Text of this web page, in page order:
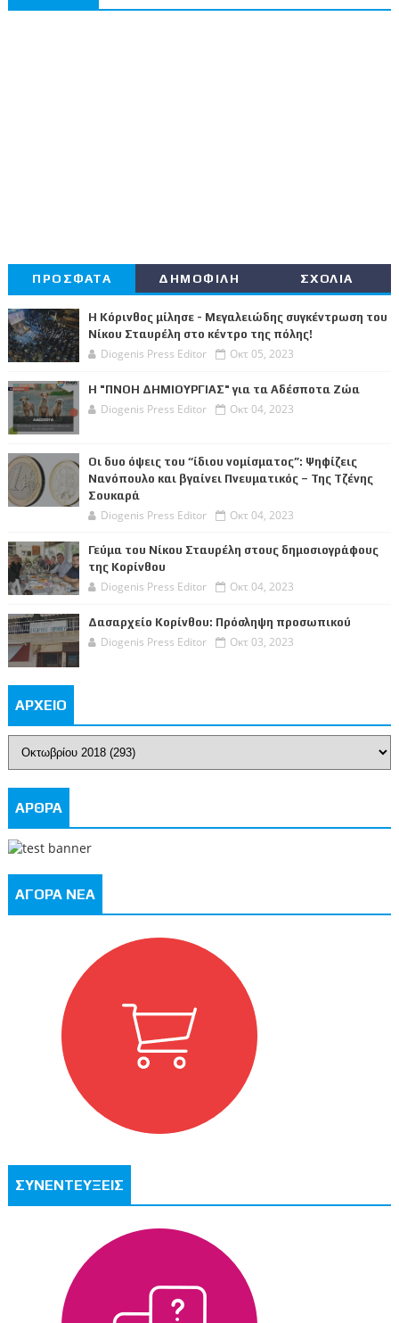
ΠΡΟΣΦΑΤΑ ΔΗΜΟΦΙΛΗ ΣΧΟΛΙΑ
Η Κόρινθος μίλησε - Μεγαλειώδης συγκέντρωση του
Νίκου Σταυρέλη στο κέντρο της πόλης!
Diogenis Press Editor Οκτ 05, 2023
Η "ΠΝΟΗ ΔΗΜΙΟΥΡΓΙΑΣ" για τα Αδέσποτα Ζώα
Diogenis Press Editor Οκτ 04, 2023
Οι δυο όψεις του “ίδιου νομίσματος”: Ψηφίζεις
Νανόπουλο και βγαίνει Πνευματικός – Της Τζένης
Σουκαρά
Diogenis Press Editor Οκτ 04, 2023
Γεύμα του Νίκου Σταυρέλη στους δημοσιογράφους
της Κορίνθου
Diogenis Press Editor Οκτ 04, 2023
Δασαρχείο Κορίνθου: Πρόσληψη προσωπικού
Diogenis Press Editor Οκτ 03, 2023
ΑΡΧΕΙΟ
ΑΡΘΡΑ
ΑΓΟΡΑ ΝΕΑ
ΣΥΝΕΝΤΕΥΞΕΙΣ